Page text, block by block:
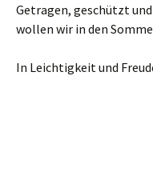
Getragen, geschützt
wollen wir in den
In Leichtigkeit und